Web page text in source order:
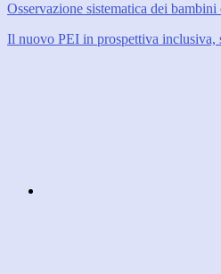
Osservazione sistematica dei
Il nuovo PEI in prospettiva inclusiva,